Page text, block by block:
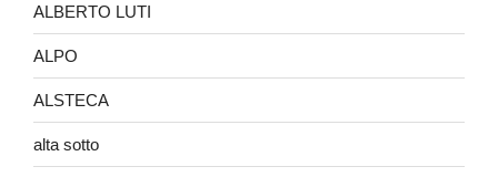
ALBERTO LUTI
ALPO
ALSTECA
alta sotto